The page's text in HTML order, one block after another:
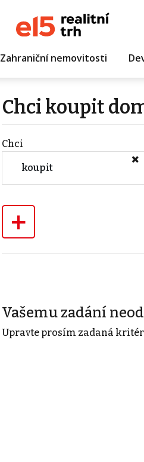
Zahraniční nemovitosti
Chci koupit
Chci
koupit
+
Vašemu zadání
Upravte prosím zadaná